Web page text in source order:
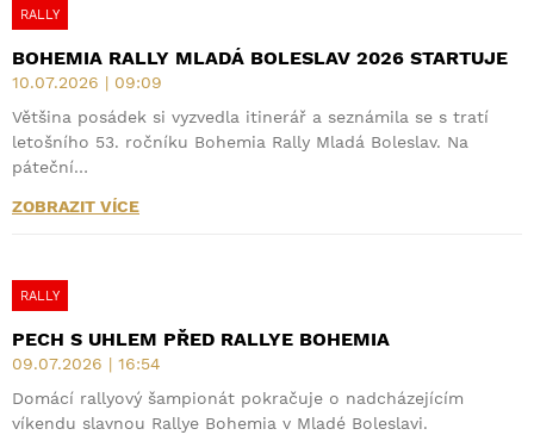
RALLY
BOHEMIA RALLY MLADÁ BOLESLAV 2026 STARTUJE
10.07.2026 | 09:09
Většina posádek si vyzvedla itinerář a seznámila se s tratí
letošního 53. ročníku Bohemia Rally Mladá Boleslav. Na
páteční…
ZOBRAZIT VÍCE
RALLY
PECH S UHLEM PŘED RALLYE BOHEMIA
09.07.2026 | 16:54
Domácí rallyový šampionát pokračuje o nadcházejícím
víkendu slavnou Rallye Bohemia v Mladé Boleslavi.